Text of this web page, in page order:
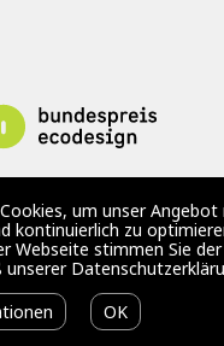
62 321-0
um unser
kontinuierlich zu
Webseite stimmen Sie
OK